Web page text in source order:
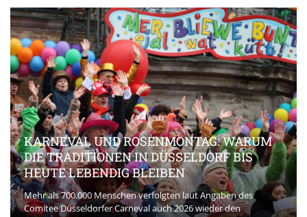
KARNEVAL UND ROSENMONTAG: WARUM
DIE TRADITIONEN IN DÜSSELDORF BIS
HEUTE LEBENDIG BLEIBEN
Mehr als 700.000 Menschen verfolgten laut Angaben des
Comitee Düsseldorfer Carneval auch 2026 wieder den